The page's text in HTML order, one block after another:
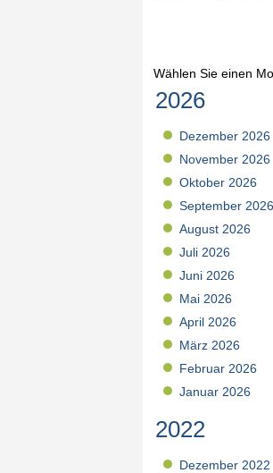
Wählen Sie einen
2026
Dezember 2026
November 2026
Oktober 2026
September 2026
August 2026
Juli 2026
Juni 2026
Mai 2026
April 2026
März 2026
Februar 2026
Januar 2026
2022
Dezember 2022